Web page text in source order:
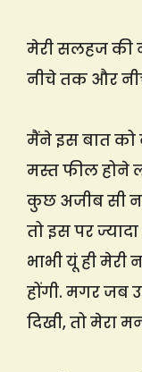
मेरी सलहज की
नीचे तक और
मैंने इस बात को
मस्त फील होने
कुछ अजीब सी
तो इस पर
भाभी यूं ही
होंगी. मगर जब
दिखी, तो मेरा